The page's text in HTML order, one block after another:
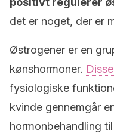
det er noget, der er
Østrogener er en
kønshormoner.
fysiologiske
kvinde gennemgår
hormonbehandling